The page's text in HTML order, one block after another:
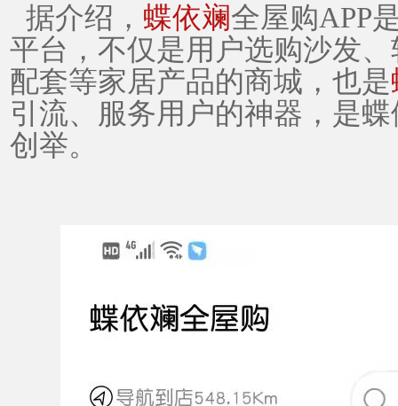
据介绍， 蝶依斓全屋购APP
平台， 不仅是用户选购沙发
配套等家居产品的商城，也是
引流、服务用户的神器，是
创举。